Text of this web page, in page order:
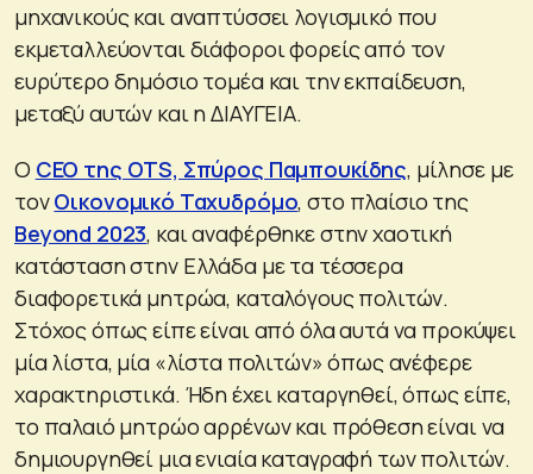
μηχανικούς και αναπτύσσει λογισμικό που
εκμεταλλεύονται διάφοροι φορείς από τον
ευρύτερο δημόσιο τομέα και την εκπαίδευση,
μεταξύ αυτών και η ΔΙΑΥΓΕΙΑ.
Ο CEO της OTS, Σπύρος Παμπουκίδης, μίλησε με
τονΟικονομικό Ταχυδρόμο, στο πλαίσιο της
Beyond 2023, και αναφέρθηκε στην χαοτική
κατάσταση στην Ελλάδα με τα τέσσερα
διαφορετικά μητρώα, καταλόγους πολιτών.
Στόχος όπως είπε είναι από όλα αυτά να προκύψει
μία λίστα, μία «λίστα πολιτών» όπως ανέφερε
χαρακτηριστικά. Ήδη έχει καταργηθεί, όπως είπε,
το παλαιό μητρώο αρρένων και πρόθεση είναι να
δημιουργηθεί μια ενιαία καταγραφή των πολιτών.